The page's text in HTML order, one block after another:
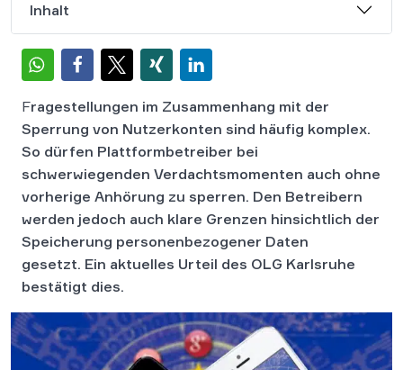
Inhalt
Fragestellungen im Zusammenhang mit der
Sperrung von Nutzerkonten sind häufig komplex.
So dürfen Plattformbetreiber bei
schwerwiegenden Verdachtsmomenten auch ohne
vorherige Anhörung zu sperren. Den Betreibern
werden jedoch auch klare Grenzen hinsichtlich der
Speicherung personenbezogener Daten
gesetzt. Ein aktuelles Urteil des OLG Karlsruhe
bestätigt dies.